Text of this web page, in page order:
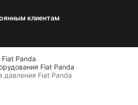
клиентам
Panda
Fiat Panda
давления Fiat Panda